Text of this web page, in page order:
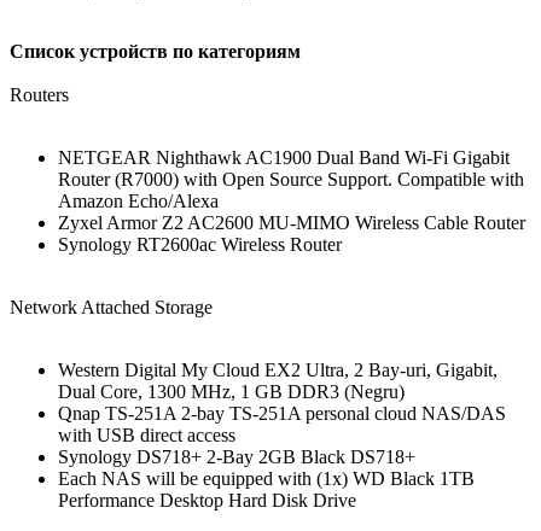
Список устройств по категориям
Routers
NETGEAR Nighthawk AC1900 Dual Band Wi-Fi Gigabit
Router (R7000) with Open Source Support. Compatible with
Amazon Echo/Alexa
Zyxel Armor Z2 AC2600 MU-MIMO Wireless Cable Router
Synology RT2600ac Wireless Router
Network Attached Storage
Western Digital My Cloud EX2 Ultra, 2 Bay-uri, Gigabit,
Dual Core, 1300 MHz, 1 GB DDR3 (Negru)
Qnap TS-251A 2-bay TS-251A personal cloud NAS/DAS
with USB direct access
Synology DS718+ 2-Bay 2GB Black DS718+
Each NAS will be equipped with (1x) WD Black 1TB
Performance Desktop Hard Disk Drive